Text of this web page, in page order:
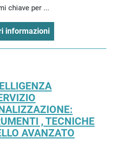
chiave per ...
informazioni
, TECNICHE
AVANZATO